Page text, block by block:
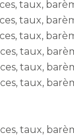
taux,
taux,
taux,
taux,
taux,
taux,
taux,